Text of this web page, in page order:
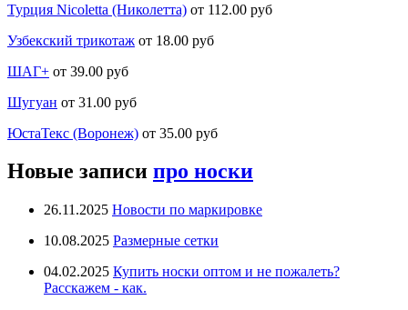
Турция Nicoletta (Николетта) от 112.00 руб
Узбекский трикотаж от 18.00 руб
ШАГ+ от 39.00 руб
Шугуан от 31.00 руб
ЮстаТекс (Воронеж) от 35.00 руб
Новые записи про носки
26.11.2025 Новости по маркировке
10.08.2025 Размерные сетки
04.02.2025 Купить носки оптом и не пожалеть?
Расскажем - как.